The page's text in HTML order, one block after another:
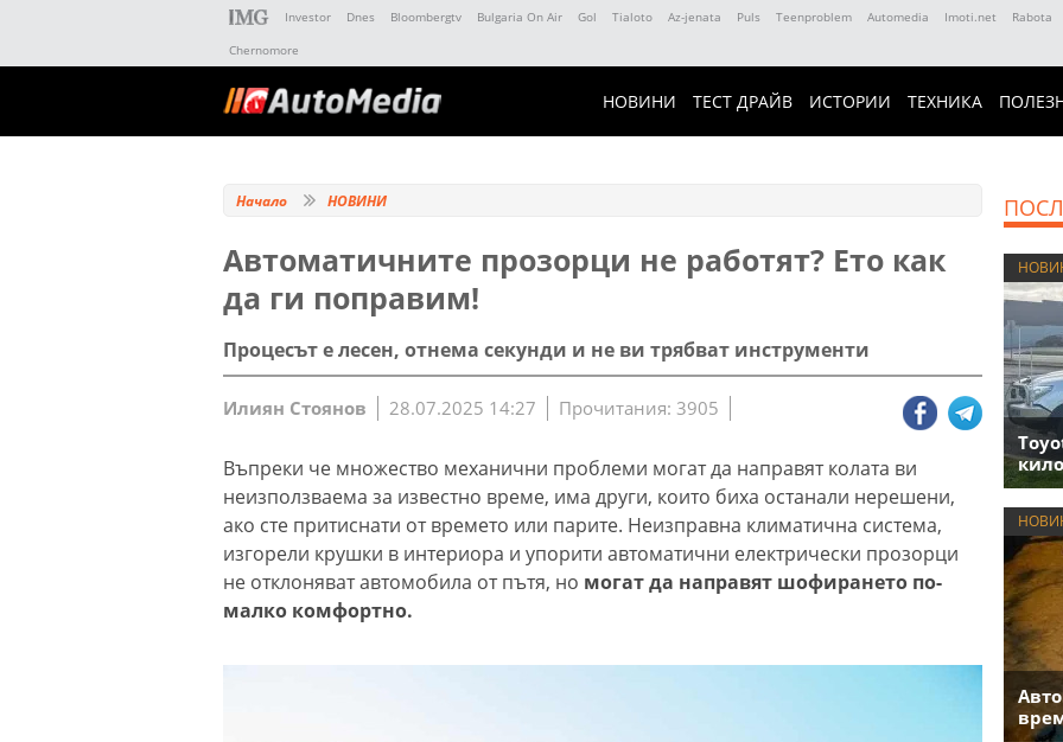
Investor Dnes Bloombergtv Bulgaria On Air Gol Tialoto Az-jenata Puls Teenproblem Automedia Imoti.net Rabota
Chernomore
НОВИНИ ТЕСТ ДРАЙВ ИСТОРИИ ТЕХНИКА
Начало НОВИНИ
Автоматичните прозорци не работят? Ето как
да ги поправим!
Процесът е лесен, отнема секунди и не ви трябват инструменти
Илиян Стоянов 28.07.2025 14:27 Прочитания: 3905
Въпреки че множество механични проблеми могат да направят колата ви
неизползваема за известно време, има други, които биха останали нерешени,
ако сте притиснати от времето или парите. Неизправна климатична система,
изгорели крушки в интериора и упорити автоматични електрически прозорци
не отклоняват автомобила от пътя, но могат да направят шофирането по-
малко комфортно.